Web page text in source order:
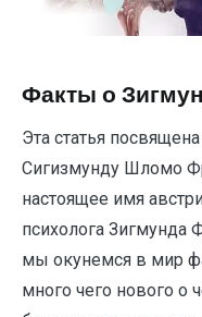
Факты о
Эта статья
Сигизмунду Шломо
настоящее имя
психолога Зигмунда
мы окунемся в мир
много чего нового о